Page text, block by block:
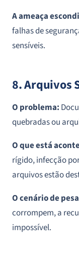
A ameaça
falhas de
sensíveis.
8. Arquivos
O problema:
quebradas ou
O que está
rígido, infecção
arquivos estão
O cenário de
corrompem, a
impossível.